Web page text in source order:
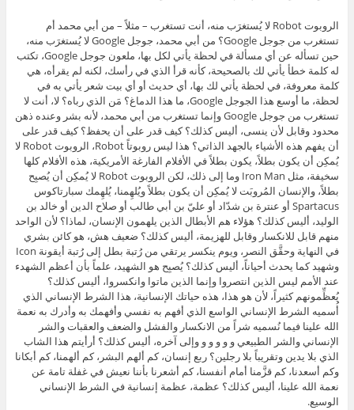
الروبوت Robot لا يُستغرَب منه، أنت تستغرب – مثلاً – من أبي محمد أم
تستغرب من جوجل Google؟ من أبي محمد، جوجل Google لا يُستغرَب منه،
حين تسأله عن أي مسألة في لحظة يأتي لكل بها، ملعون جوجل Google، تكتب
له كلمة خطأ يأتي لك بالصحيحة، كأنه قرأ الذي في رأسك، لكنه لم يقرأه، هي
كلمة معروفة، في لحظة يأتي لك بها، أي حديث أو أي بيت شعر يأتي به في
لحظة، ما أوسع هذا الجوجل Google، ما هذا الدماغ؟ مَن الذي رباه؟ لا، أنت لا
تستغرب من جوجل Google وإنما تستغرب من أبي محمد، لأنه بشر وعنده ذهن
محدود وقابل لأن ينسى، أليس كذلك؟ كيف قدر على أن يحفظ؟ كيف قدر على
أن يفهم هذه الأشياء بالجهد الذاتي؟ هذا ليس روبوتاً Robot، الروبوت Robot لا
يُمكِن أن يكون بطلاً، يكون بطلاً في الأفلام الفارغة الأمريكية، هذه الأفلام كلها
سخيفة، مثل Iron Man وما إلى ذلك، لكن الروبوت Robot لا يُمكِن أن يُصبِح
بطلاً، والإنسان المُروبَت لا يُمكِن أن يكون بطلاً ويُلهِمنا، يُلهِمك سبارتاكوس
Spartacus أو عنترة بن شدّاد أو عليّ بن أبي طالب أو صلاح الدين أو خالد بن
الوليد، أليس كذلك؟ هؤلاء هم الأبطال الذين يلهمون الإنسان، لماذا؟ لأن الواحد
منهم قابل للانكسار وقابل للهزيمة، أليس كذلك؟ ضعيف هش، هو كائن بشري
في النهاية وحقَّق النصر، ويوم ينكسر يرتقي من رُتبة بطل إلى رُتبة أيقونة Icon
وشهيد كما يحدث أحياناً، أليس كذلك؟ يُصبِح هو الشهيد، علماً بأن أعظم الشهدء
عند الأمم ليس الذين انتصروا وإنما الذين ماتوا وانكسروا، أليس كذلك؟
يُعظِّمونهم كثيراً، لأن هو هذا، هذه حياتك الإنسانية، هذا الشرط الإنساني الذي
أُسميه الشرط الإنساني الواسع الذي أفهم به نفسي وأفهمك به وأدرك به نعمة
الله علينا فيما نُسميه شراً من الانكسار والفشل والضعف والعقبات والشر
الإنساني والشر الطبيعي و و و و و وإلى آخره، أليس كذلك؟ أرأيتم هذا الشاب
الذي بلا يدين وتقريباً بلا رجلين؟ ربع إنسان، كم ألهم البشر، كم ألهمنا، كم أبكانا
وكم أسعدنا، كم قزَّمنا أمام أنفسنا، كم أشعرنا بأننا نعيش في غفلة تامة عن
نعمة الله علينا، أليس كذلك؟ عظمة، عظمة إنسانية في الشرط الإنساني
الوسيع.